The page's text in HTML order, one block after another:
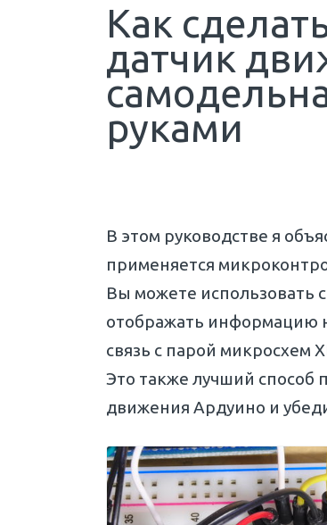
Как
датчик
руками
В этом руководстве я
применяется
Вы можете использовать
отображать информацию
связь с парой микросхем
Это также лучший способ
движения Ардуино и